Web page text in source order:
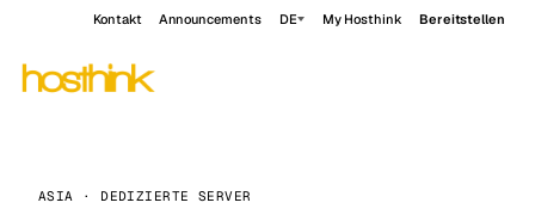
Kontakt Announcements DE My Hosthink Bereitstellen
ASIA · DEDIZIERTE SERVER